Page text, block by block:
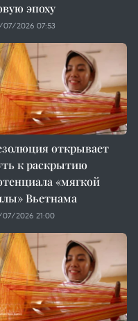
эпоху
2026 07:53
открывает
к раскрытию
«мягкой
Вьетнама
2026 21:00